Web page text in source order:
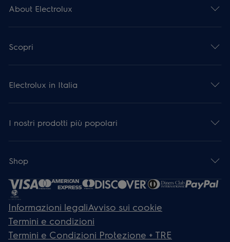
About Electrolux
Scopri
Electrolux in Italia
I nostri prodotti più popolari
Shop
Informazioni legaliAvviso sui cookie
Termini e condizioni
Termini e Condizioni Protezione + TRE